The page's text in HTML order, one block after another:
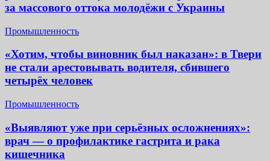
за массового оттока молодёжи с Украины
Промышленность
«Хотим, чтобы виновник был наказан»: в Твери
не стали арестовывать водителя, сбившего
четырёх человек
Промышленность
«Выявляют уже при серьёзных осложнениях»:
врач — о профилактике гастрита и рака
кишечника